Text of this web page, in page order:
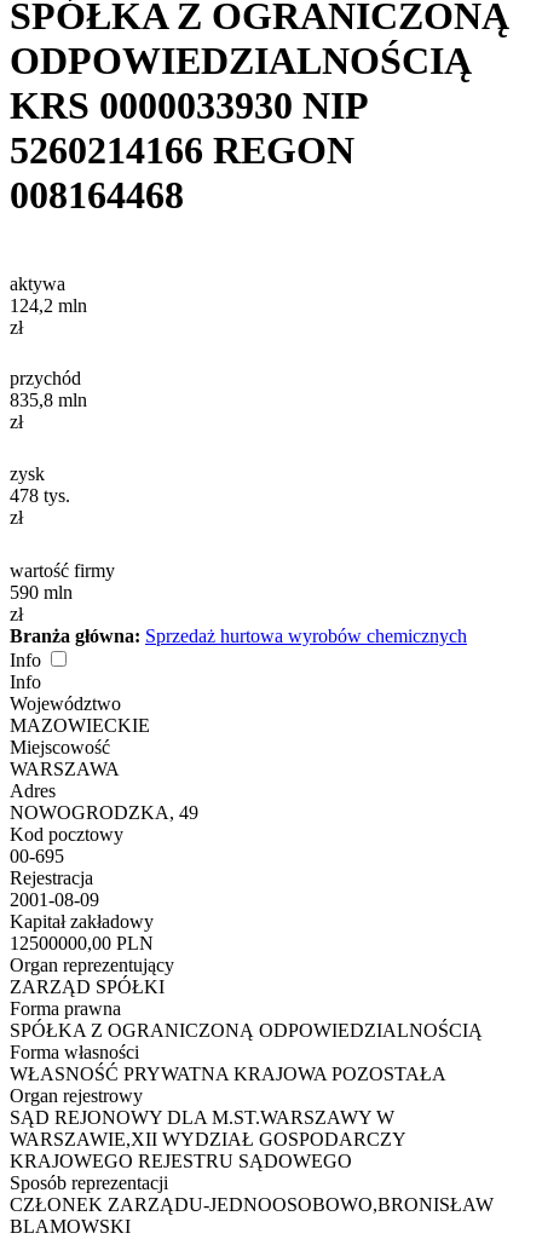
SPÓŁKA Z OGRANICZONĄ
ODPOWIEDZIALNOŚCIĄ
KRS 0000033930 NIP
5260214166 REGON
008164468
aktywa
124,2 mln
zł
przychód
835,8 mln
zł
zysk
478 tys.
zł
wartość firmy
590 mln
zł
Branża główna: Sprzedaż hurtowa wyrobów chemicznych
Info
Info
Województwo
MAZOWIECKIE
Miejscowość
WARSZAWA
Adres
NOWOGRODZKA, 49
Kod pocztowy
00-695
Rejestracja
2001-08-09
Kapitał zakładowy
12500000,00 PLN
Organ reprezentujący
ZARZĄD SPÓŁKI
Forma prawna
SPÓŁKA Z OGRANICZONĄ ODPOWIEDZIALNOŚCIĄ
Forma własności
WŁASNOŚĆ PRYWATNA KRAJOWA POZOSTAŁA
Organ rejestrowy
SĄD REJONOWY DLA M.ST.WARSZAWY W
WARSZAWIE,XII WYDZIAŁ GOSPODARCZY
KRAJOWEGO REJESTRU SĄDOWEGO
Sposób reprezentacji
CZŁONEK ZARZĄDU-JEDNOOSOBOWO,BRONISŁAW
BLAMOWSKI